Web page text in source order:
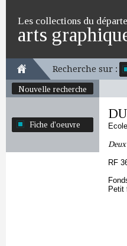
Les collections du
arts
Recherche sur :
Nouvelle recherche
Fiche d'oeuvre
RF
Petit